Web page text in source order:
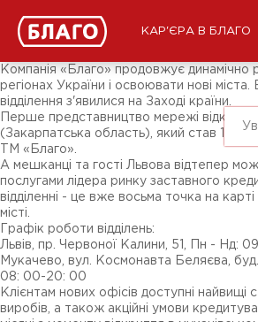
КАР'ЄРА В БЛАГО
ЗМІ про нас
Підписники соц-мереж
Ярмарки
Компанія «Благо» продовжує динамічно
регіонах України і освоювати нові міста.
відділення з'явилися на Заході країни.
Перше представництво мережі
(Закарпатська область), який став 103-м
ТМ «Благо».
А мешканці та гості Львова відтепер
послугами лідера ринку заставного
відділенні - це вже восьма точка на
місті.
Графік роботи відділень:
Львів, пр. Червоної Калини, 51, ​​Пн - Нд:
Мукачево, вул. Космонавта Беляєва,
08: 00-20: 00
Клієнтам нових офісів доступні найвищі
виробів, а також акційні умови